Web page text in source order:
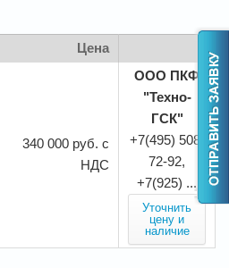
Цена
340 000 руб. с
НДС
ООО ПКФ
"Техно-
ГСК"
+7(495) 508-
72-92,
+7(925) ...
Уточнить
цену и
наличие